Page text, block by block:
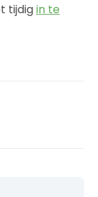
tijdigin te